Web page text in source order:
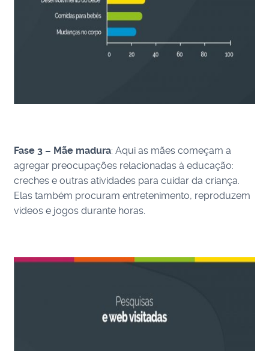
Fase 3 – Mãe madura: Aqui as mães começam a
agregar preocupações relacionadas à educação:
creches e outras atividades para cuidar da criança.
Elas também procuram entretenimento, reproduzem
vídeos e jogos durante horas.